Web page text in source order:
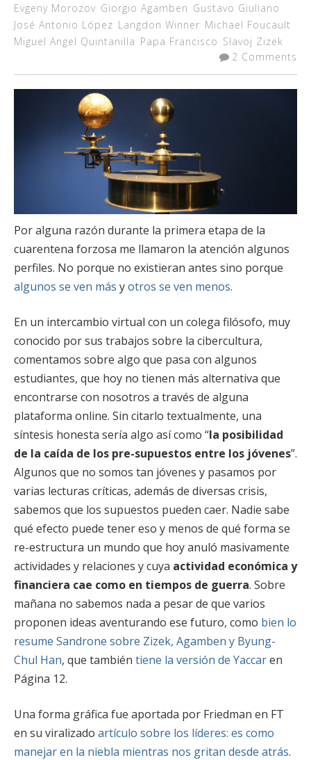
Evgeny Morozov Giorgio Agamben Gustavo Giuliano
José Antonio López Langdon Winner Michael Foucault
Miguel Angel Quintanilla Papa Francisco Slavoj Zizek
2 Comments
Por alguna razón durante la primera etapa de la
cuarentena forzosa me llamaron la atención algunos
perfiles. No porque no existieran antes sino porque
algunos se ven más yotros se ven menos.
En un intercambio virtual con un colega filósofo, muy
conocido por sus trabajos sobre la cibercultura,
comentamos sobre algo que pasa con algunos
estudiantes, que hoy no tienen más alternativa que
encontrarse con nosotros a través de alguna
plataforma online. Sin citarlo textualmente, una
síntesis honesta sería algo así como “la posibilidad
de la caída de los pre-supuestos entre los jóvenes”.
Algunos que no somos tan jóvenes y pasamos por
varias lecturas críticas, además de diversas crisis,
sabemos que los supuestos pueden caer. Nadie sabe
qué efecto puede tener eso y menos de qué forma se
re-estructura un mundo que hoy anuló masivamente
actividades y relaciones y cuya actividad económica y
financiera cae como en tiempos de guerra. Sobre
mañana no sabemos nada a pesar de que varios
proponen ideas aventurando ese futuro, como bien lo
resume Sandrone sobre Zizek, Agamben y Byung-
Chul Han, que también tiene la versión de Yaccaren
Página 12.
Una forma gráfica fue aportada por Friedman en FT
en su viralizado artículo sobre los líderes: es como
manejar en la niebla mientras nos gritan desde atrás.